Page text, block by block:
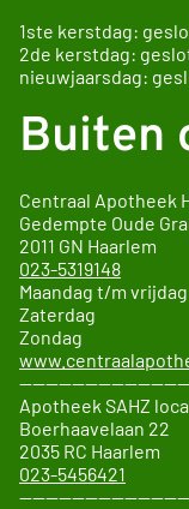
1ste kerstdag:
2de kerstdag:
nieuwjaarsdag:
Buiten
Centraal Apotheek
Gedempte Oude
2011 GN
023-5319148
Maandag t/m
Zaterdag
Zondag
Apotheek SAHZ
Boerhaavelaan 22
2035 RC Haarlem
023-5456421